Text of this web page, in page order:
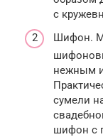
с
Шифон.
нежным
сумели
шифон с